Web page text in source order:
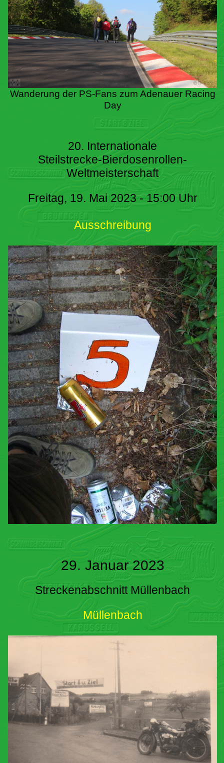
Wanderung der PS-Fans zum Adenauer Racing
Day
20. Internationale
Steilstrecke-Bierdosenrollen-
Weltmeisterschaft
Freitag, 19. Mai 2023 - 15:00 Uhr
Ausschreibung
29. Januar 2023
Streckenabschnitt Müllenbach
Müllenbach